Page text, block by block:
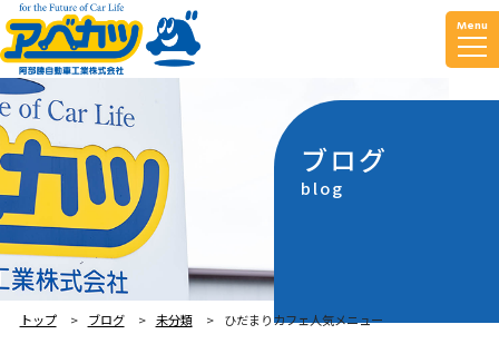
Menu
ブログ
blog
トップ ブログ 未分類 ひだまりカフェ人気メニュー